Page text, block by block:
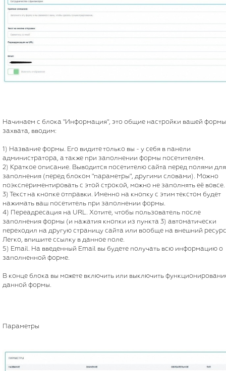
Начинаем с блока "Информация", это общие настройки вашей формы
захвата, вводим:
1) Название формы. Его видите только вы - у себя в панели
администратора, а также при заполнении формы посетителем.
2) Краткое описание. Выводится посетителю сайта перед полями для
заполнения (перед блоком "параметры", другими словами). Можно
поэкспериментировать с этой строкой, можно не заполнять её вовсе.
3) Текст на кнопке отправки. Именно на кнопку с этим текстом будет
нажимать ваш посетитель при заполнении формы.
4) Переадресация на URL. Хотите, чтобы пользователь после
заполнения формы (и нажатия кнопки из пункта 3) автоматически
переходил на другую страницу сайта или вообще на внешний
Легко, впишите ссылку в данное поле.
5) Email. На введенный Email вы будете получать всю информацию о
заполненной форме.
В конце блока вы можете включить или выключить
данной формы.
Параметры